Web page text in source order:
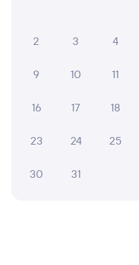
2 3 4
9 10 11
16 17 18
23 24 25
30 31